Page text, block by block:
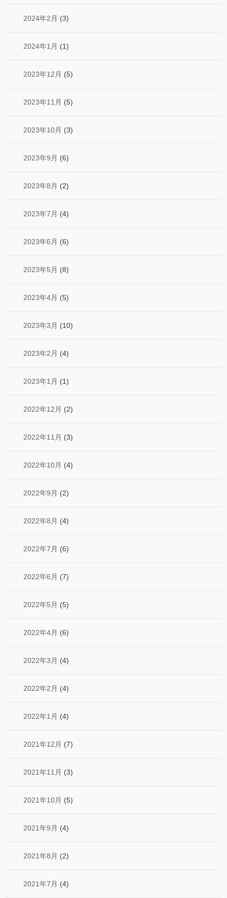
2024年2月 (3)
2024年1月 (1)
2023年12月 (5)
2023年11月 (5)
2023年10月 (3)
2023年9月 (6)
2023年8月 (2)
2023年7月 (4)
2023年6月 (6)
2023年5月 (8)
2023年4月 (5)
2023年3月 (10)
2023年2月 (4)
2023年1月 (1)
2022年12月 (2)
2022年11月 (3)
2022年10月 (4)
2022年9月 (2)
2022年8月 (4)
2022年7月 (6)
2022年6月 (7)
2022年5月 (5)
2022年4月 (6)
2022年3月 (4)
2022年2月 (4)
2022年1月 (4)
2021年12月 (7)
2021年11月 (3)
2021年10月 (5)
2021年9月 (4)
2021年8月 (2)
2021年7月 (4)